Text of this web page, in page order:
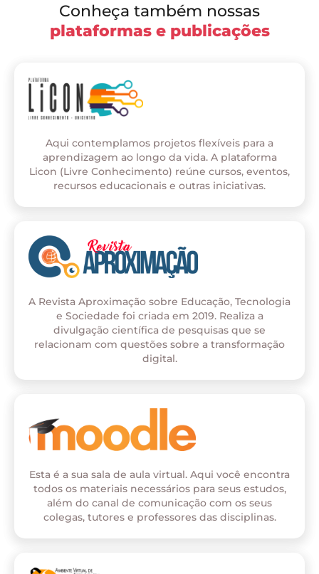
Conheça também nossas
plataformas e publicações
Aqui contemplamos projetos flexíveis para a
aprendizagem ao longo da vida. A plataforma
Licon (Livre Conhecimento) reúne cursos, eventos,
recursos educacionais e outras iniciativas.
A Revista Aproximação sobre Educação, Tecnologia
e Sociedade foi criada em 2019. Realiza a
divulgação científica de pesquisas que se
relacionam com questões sobre a transformação
digital.
Esta é a sua sala de aula virtual. Aqui você encontra
todos os materiais necessários para seus estudos,
além do canal de comunicação com os seus
colegas, tutores e professores das disciplinas.